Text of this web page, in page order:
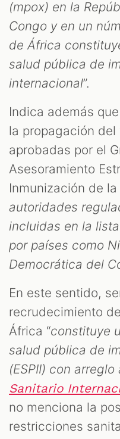
(mpox) en la
Congo y en un
de África
salud pública de
internacional”.
Indica además
la propagación
aprobadas por el
Asesoramiento
Inmunización de la
autoridades
incluidas en la
por países como
Democrática del
En este sentido,
recrudecimiento
África “constituye
salud pública de
(ESPII) con arreglo
Sanitario
no menciona la
restricciones